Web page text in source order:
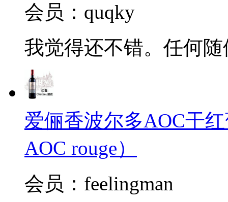
会员：quqky
我觉得还不错。任何
爱俪香波尔多AOC干
AOC rouge）
会员：feelingman